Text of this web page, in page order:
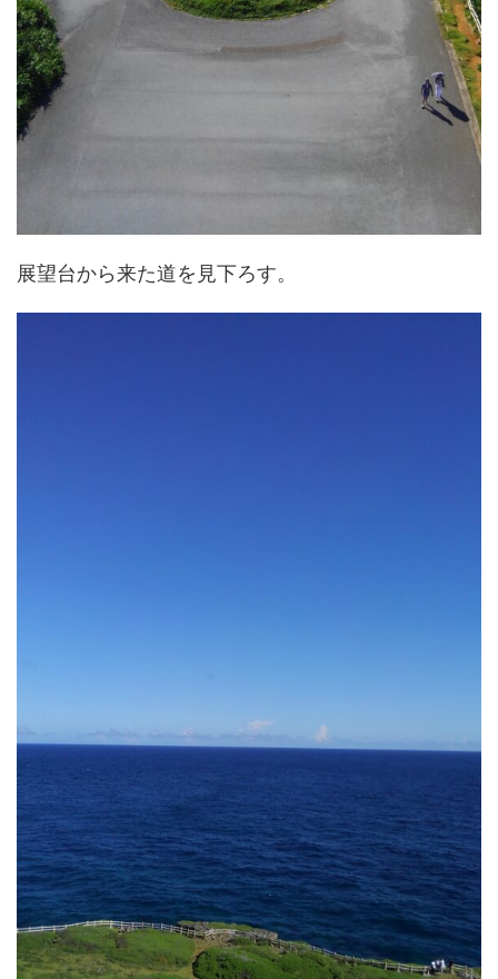
展望台から来た道を見下ろす。